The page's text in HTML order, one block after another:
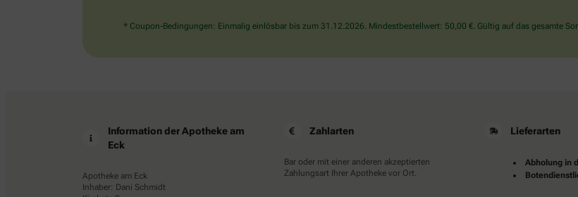
Stern.
* Coupon-Bedingungen: Einmalig einlösbar bis zum 31.12.2026. Mindestbestellwert: 50,00 €. Gültig auf das gesamte
Information der Apotheke am
Eck
Apotheke am Eck
Inhaber: Dani Schmidt
Zahlarten
Bar oder mit einer anderen akzeptierten
Zahlungsart Ihrer Apotheke vor Ort.
Lieferarten
Abholung in